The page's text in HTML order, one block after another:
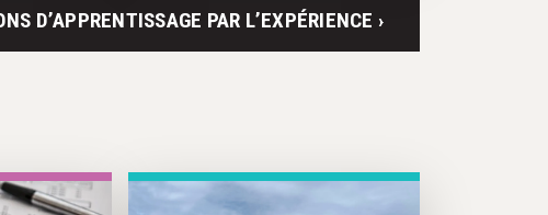
D’APPRENTISSAGE PAR L’EXPÉRIENCE ›